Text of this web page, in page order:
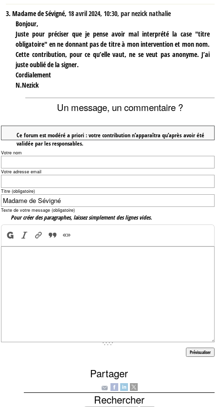
3. Madame de Sévigné,18 avril 2024, 10:30,parnezick nathalie
Bonjour,
Juste pour préciser que je pense avoir mal interprété la case "titre
obligatoire" en ne donnant pas de titre à mon intervention et mon nom.
Cette contribution, pour ce qu’elle vaut, ne se veut pas anonyme. J’ai
juste oublié de la signer.
Cordialement
N.Nezick
Un message, un commentaire ?
Ce forum est modéré a priori : votre contribution n’apparaîtra qu’après avoir été
validée par les responsables.
Votre nom
Votre adresse email
Titre (obligatoire)
Texte de votre message (obligatoire)
Pour créer des paragraphes, laissez simplement des lignes vides.
Partager
Rechercher